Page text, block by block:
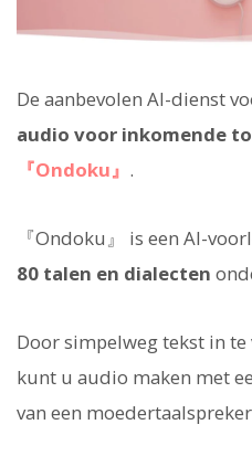
De aanbevolen AI-dienst
audio voor inkomende
『Ondoku』 .
『Ondoku』 is een AI-
80 talen en dialecten
Door simpelweg tekst in te
kunt u audio maken met
van een